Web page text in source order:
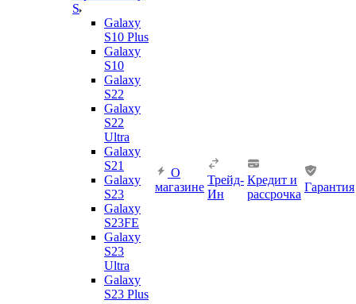
S
Galaxy
S10 Plus
Galaxy
S10
Galaxy
S22
Galaxy
S22
Ultra
Galaxy
S21
Galaxy
S23
Galaxy
S23FE
Galaxy
S23
Ultra
Galaxy
S23 Plus
О
магазине
Трейд-
Ин
Кредит и
рассрочка
Гарантия